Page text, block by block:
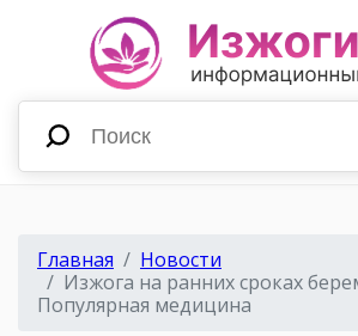
Главная
Новости
Изжога на ранних сроках
Популярная медицина